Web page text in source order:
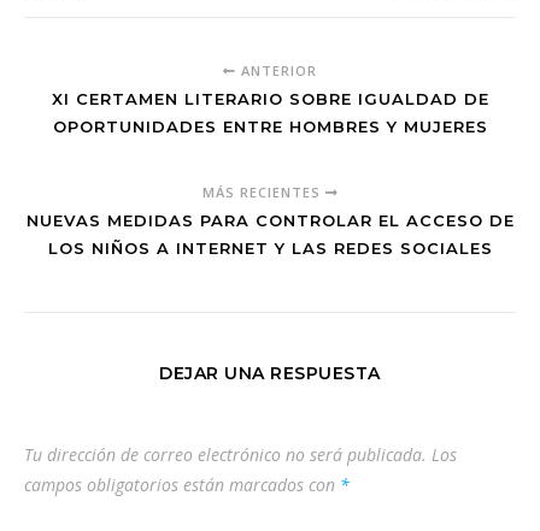
ANTERIOR
XI CERTAMEN LITERARIO SOBRE IGUALDAD DE
OPORTUNIDADES ENTRE HOMBRES Y MUJERES
MÁS RECIENTES
NUEVAS MEDIDAS PARA CONTROLAR EL ACCESO DE
LOS NIÑOS A INTERNET Y LAS REDES SOCIALES
DEJAR UNA RESPUESTA
Tu dirección de correo electrónico no será publicada. Los
campos obligatorios están marcados con *